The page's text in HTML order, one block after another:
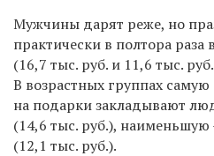
Мужчины дарят реже, но
практически в полтора
(16,7 тыс. руб. и 11,6 тыс.
В возрастных группах
на подарки закладывают
(14,6 тыс. руб.),
(12,1 тыс. руб.).